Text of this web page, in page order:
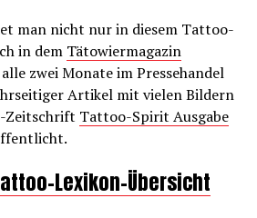
man nicht nur in diesem Tattoo-
in dem Tätowiermagazin
zwei Monate im Pressehandel
Artikel mit vielen Bildern
Zeitschrift Tattoo-Spirit Ausgabe
Lexikon-Übersicht